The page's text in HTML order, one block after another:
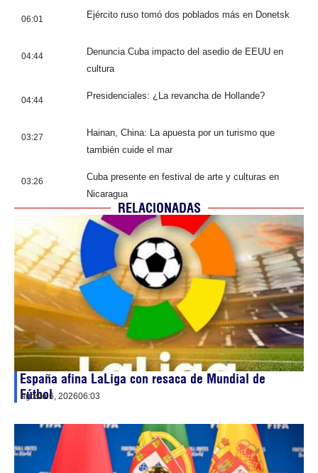
06:01 Ejército ruso tomó dos poblados más en Donetsk
04:44
Denuncia Cuba impacto del asedio de EEUU en
cultura
04:44 Presidenciales: ¿La revancha de Hollande?
03:27
Hainan, China: La apuesta por un turismo que
también cuide el mar
03:26
Cuba presente en festival de arte y culturas en
Nicaragua
RELACIONADAS
España afina LaLiga con resaca de Mundial de
Fútbol
agosto 6, 202606:03